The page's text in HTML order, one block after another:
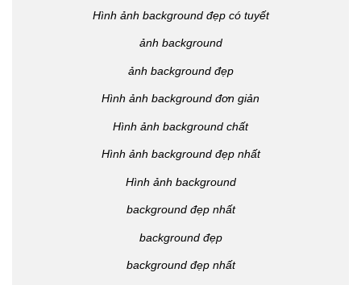
Hình ảnh background đẹp có tuyết
ảnh background
ảnh background đẹp
Hình ảnh background đơn giản
Hình ảnh background chất
Hình ảnh background đẹp nhất
Hình ảnh background
background đẹp nhất
background đẹp
background đẹp nhất